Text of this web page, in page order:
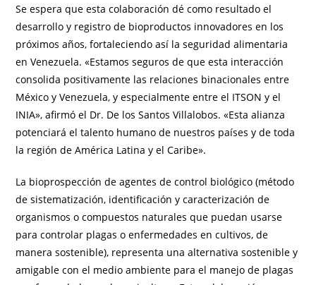
Se espera que esta colaboración dé como resultado el
desarrollo y registro de bioproductos innovadores en los
próximos años, fortaleciendo así la seguridad alimentaria
en Venezuela. «Estamos seguros de que esta interacción
consolida positivamente las relaciones binacionales entre
México y Venezuela, y especialmente entre el ITSON y el
INIA», afirmó el Dr. De los Santos Villalobos. «Esta alianza
potenciará el talento humano de nuestros países y de toda
la región de América Latina y el Caribe».
La bioprospección de agentes de control biológico (método
de sistematización, identificación y caracterización de
organismos o compuestos naturales que puedan usarse
para controlar plagas o enfermedades en cultivos, de
manera sostenible), representa una alternativa sostenible y
amigable con el medio ambiente para el manejo de plagas